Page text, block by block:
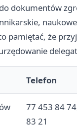
dokumentów
pamiętać, że
Telefon
77 453 84
83 21